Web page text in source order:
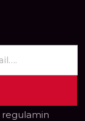
regulamin